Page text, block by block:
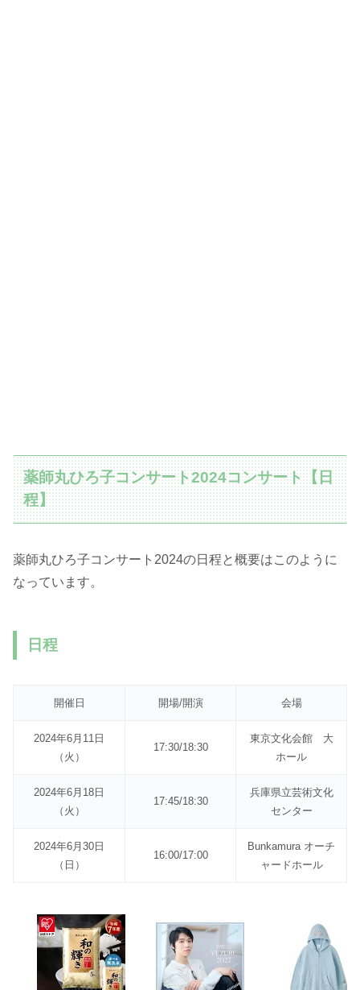
薬師丸ひろ子コンサート2024コンサート【日
程】
薬師丸ひろ子コンサート2024の日程と概要はこのように
なっています。
日程
開催日 開場/開演 会場
2024年6月11日
（火）
17:30/18:30
東京文化会館 大
ホール
2024年6月18日
（火）
17:45/18:30
兵庫県立芸術文化
センター
2024年6月30日
（日）
16:00/17:00
Bunkamura オーチ
ャードホール